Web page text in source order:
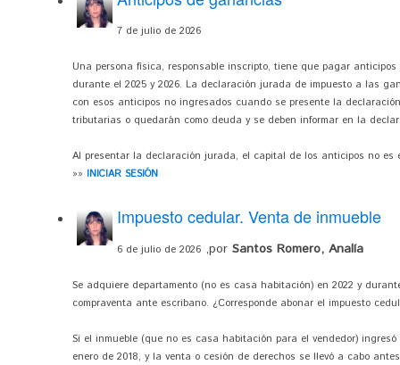
7 de julio de 2026
Una persona física, responsable inscripto, tiene que pagar
durante el 2025 y 2026. La declaración jurada de impuesto a las
con esos anticipos no ingresados cuando se presente la
tributarias o quedarán como deuda y se deben informar en la
Al presentar la declaración jurada, el capital de los anticipos no es
»» INICIAR SESIÓN
Impuesto cedular. Venta de inmueble
6 de julio de 2026 ,por Santos Romero, Analía
Se adquiere departamento (no es casa habitación) en 2022 y
compraventa ante escribano. ¿Corresponde abonar el impuesto
Si el inmueble (que no es casa habitación para el vendedor)
enero de 2018, y la venta o cesión de derechos se llevó a cabo